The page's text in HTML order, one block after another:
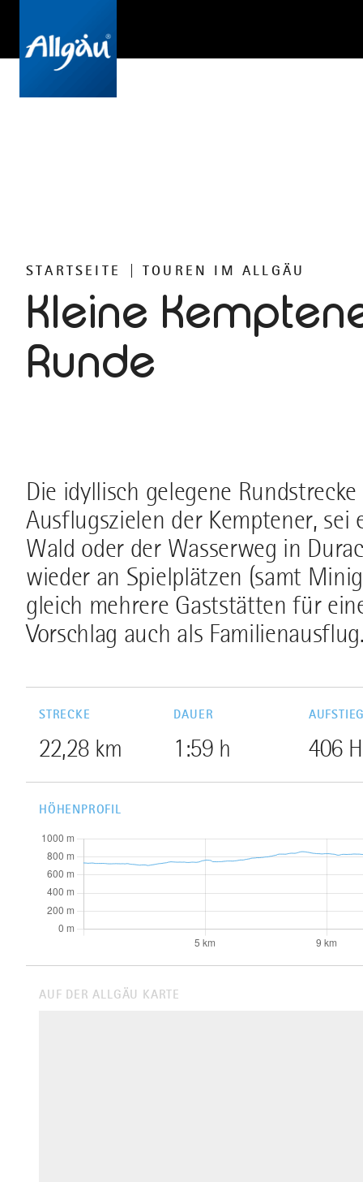
STARTSEITE TOUREN IM ALLGÄU
Kleine
Runde
Die idyllisch gelegene
Ausflugszielen der Kemptener,
Wald oder der Wasserweg in
wieder an Spielplätzen (samt
gleich mehrere Gaststätten für
Vorschlag auch als Familienausflug.
STRECKE
22,28 km
DAUER
1:59 h
AUFSTIEG
406
HÖHENPROFIL
AUF DER ALLGÄU KARTE